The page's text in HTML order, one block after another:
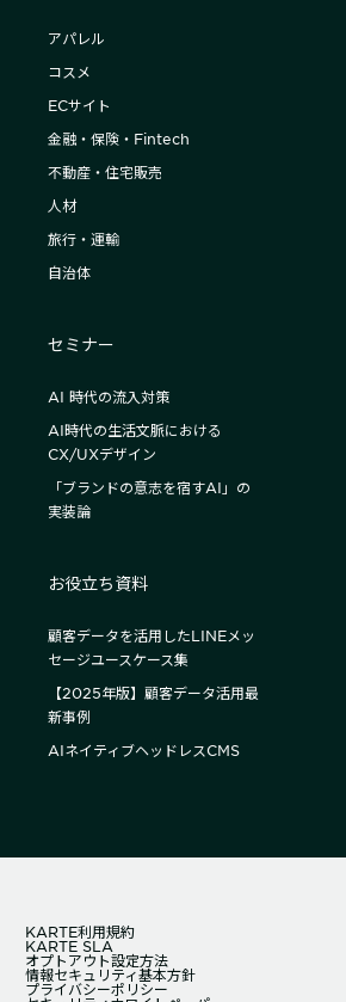
アパレル
コスメ
ECサイト
金融・保険・Fintech
不動産・住宅販売
人材
旅行・運輸
自治体
セミナー
AI 時代の流入対策
AI時代の生活文脈における
CX/UXデザイン
「ブランドの意志を宿すAI」の
実装論
お役立ち資料
顧客データを活用したLINEメッ
セージユースケース集
【2025年版】顧客データ活用最
新事例
AIネイティブヘッドレスCMS
KARTE利用規約
KARTE SLA
オプトアウト設定方法
情報セキュリティ基本方針
プライバシーポリシー